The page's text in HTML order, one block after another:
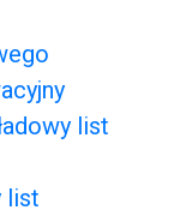
list
list